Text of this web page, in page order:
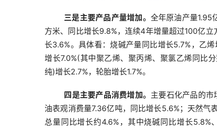
三是主要产品产量增加。 全年原油产量1.95
方米、同比增长9.8%，连续4年增量超过100亿
长3.6%。具体看：烧碱产量同比增长5.7%，乙
增长7.0%(其中聚乙烯、聚丙烯、聚氯乙烯同比
纯)增长2.7%，轮胎增长1.7%。
四是主要产品消费增加。 主要石化产品的市
油表观消费量7.36亿吨，同比增长5.6%；天然
总量同比增长约4.6%，其中烧碱同比增长5.8%